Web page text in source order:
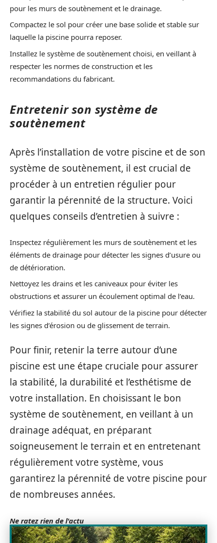
pour les murs de soutènement et le drainage.
Compactez le sol pour créer une base solide et stable sur
laquelle la piscine pourra reposer.
Installez le système de soutènement choisi, en veillant à
respecter les normes de construction et les
recommandations du fabricant.
Entretenir son système de
soutènement
Après l’installation de votre piscine et de son
système de soutènement, il est crucial de
procéder à un entretien régulier pour
garantir la pérennité de la structure. Voici
quelques conseils d’entretien à suivre :
Inspectez régulièrement les murs de soutènement et les
éléments de drainage pour détecter les signes d’usure ou
de détérioration.
Nettoyez les drains et les caniveaux pour éviter les
obstructions et assurer un écoulement optimal de l’eau.
Vérifiez la stabilité du sol autour de la piscine pour détecter
les signes d’érosion ou de glissement de terrain.
Pour finir, retenir la terre autour d’une
piscine est une étape cruciale pour assurer
la stabilité, la durabilité et l’esthétisme de
votre installation. En choisissant le bon
système de soutènement, en veillant à un
drainage adéquat, en préparant
soigneusement le terrain et en entretenant
régulièrement votre système, vous
garantirez la pérennité de votre piscine pour
de nombreuses années.
Ne ratez rien de l'actu